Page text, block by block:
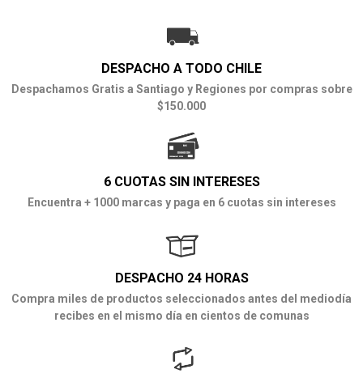
DESPACHO A TODO CHILE
Despachamos Gratis a Santiago y Regiones por compras sobre
$150.000
6 CUOTAS SIN INTERESES
Encuentra + 1000 marcas y paga en 6 cuotas sin intereses
DESPACHO 24 HORAS
Compra miles de productos seleccionados antes del mediodía
recibes en el mismo día en cientos de comunas